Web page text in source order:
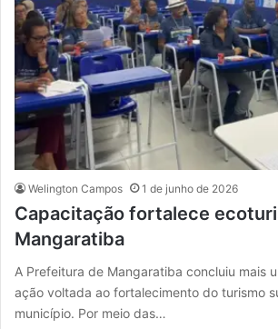
Welington Campos 1 de junho de 2026
Capacitação fortalece
Mangaratiba
A Prefeitura de Mangaratiba concluiu mais
ação voltada ao fortalecimento do turismo
município. Por meio das…